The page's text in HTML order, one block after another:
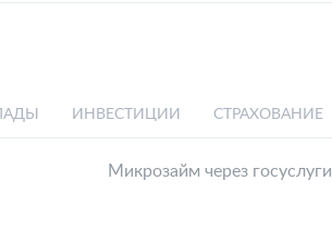
ИНВЕСТИЦИИ СТРАХОВАНИЕ
Микрозайм через госуслуги